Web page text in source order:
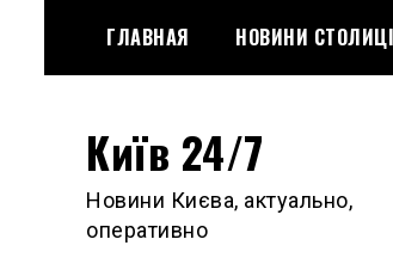
content
ГЛАВНАЯ НОВИНИ СТОЛИЦІ
Київ 24/7
Новини Києва, актуально,
оперативно